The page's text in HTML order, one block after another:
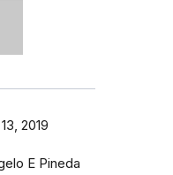
2019
E Pineda